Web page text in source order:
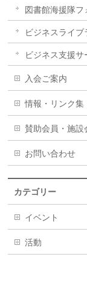
図書館海援隊フ
ビジネスライブ
ビジネス支援
入会ご案内
情報・リンク集
賛助会員・施設
お問い合わせ
カテゴリー
イベント
活動